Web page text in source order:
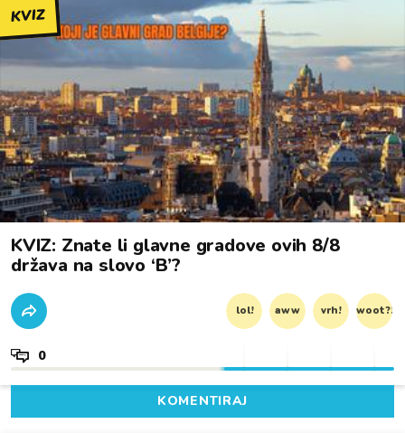
KVIZ
KVIZ: Znate li glavne gradove ovih 8/8
država na slovo ‘B’?
lol! aww vrh! woot?!
0
KOMENTIRAJ